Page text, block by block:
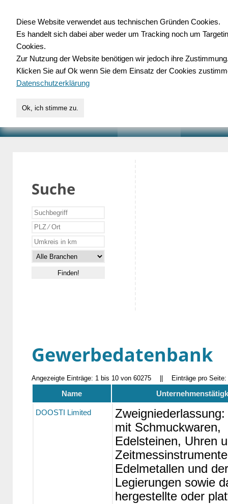
für Handwerk,
Suche
Gewerbedatenbank
Angezeigte Einträge: 1 bis 10 von 60275 Einträge pro Seite:
Name
DOOSTI Limited
Zweigniederlassung:
mit Schmuckwaren,
Edelsteinen, Uhren
Edelmetallen und
Legierungen sowie
hergestellte oder
Diese Website verwendet aus technischen Gründen Cookies.
Es handelt sich dabei aber weder um Tracking noch um
Cookies.
Zur Nutzung der Website benötigen wir jedoch ihre
Klicken Sie auf Ok wenn Sie dem Einsatz der Cookies
Datenschutzerklärung
Ok, ich stimme zu.